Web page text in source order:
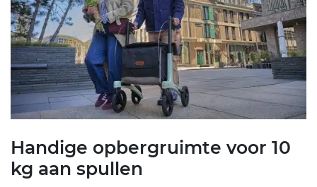
Handige opbergruimte voor 10
kg aan spullen